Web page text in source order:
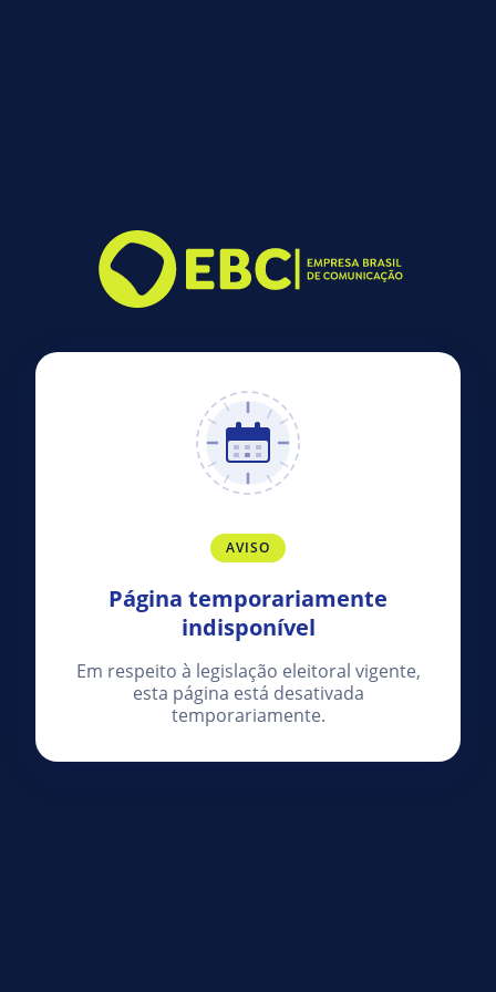
AVISO
Página temporariamente
indisponível
Em respeito à legislação eleitoral vigente,
esta página está desativada
temporariamente.